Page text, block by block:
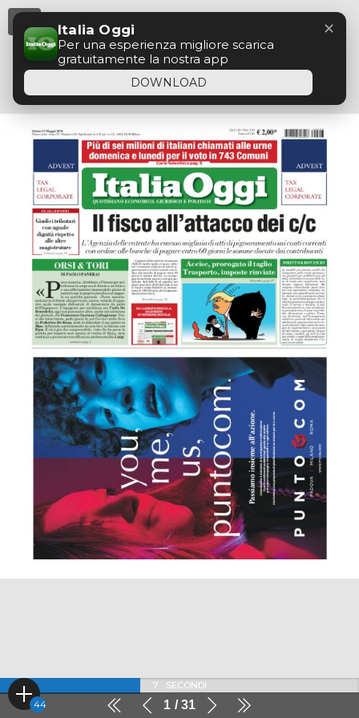
44 1 31
6 SECONDI
Italia Oggi
Per una esperienza migliore scarica
gratuitamente la nostra app
DOWNLOAD
✕
Menu